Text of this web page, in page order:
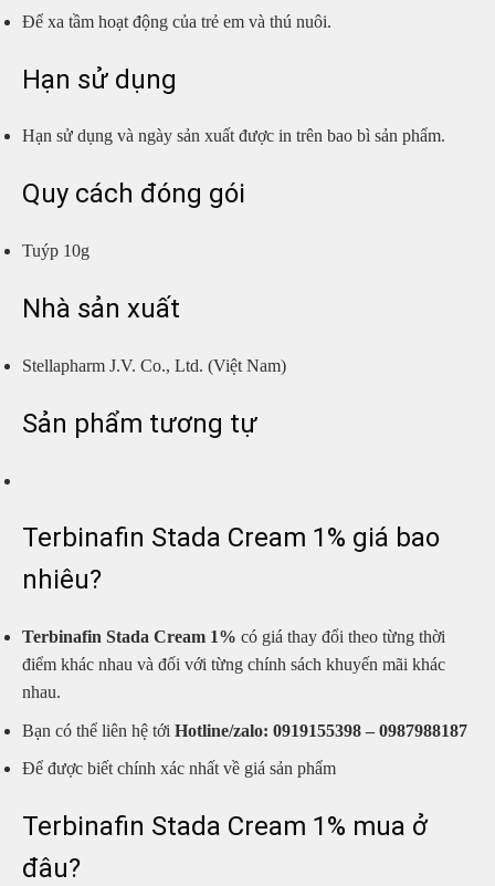
Để xa tầm hoạt động của trẻ em và thú nuôi.
Hạn sử dụng
Hạn sử dụng và ngày sản xuất được in trên bao bì sản phẩm.
Quy cách đóng gói
Tuýp 10g
Nhà sản xuất
Stellapharm J.V. Co., Ltd. (Việt Nam)
Sản phẩm tương tự
Terbinafin Stada Cream 1% giá bao
nhiêu?
Terbinafin Stada Cream 1% có giá thay đổi theo từng thời
điểm khác nhau và đối với từng chính sách khuyến mãi khác
nhau.
Bạn có thể liên hệ tới Hotline/zalo: 0919155398 – 0987988187
Để được biết chính xác nhất về giá sản phẩm
Terbinafin Stada Cream 1% mua ở
đâu?